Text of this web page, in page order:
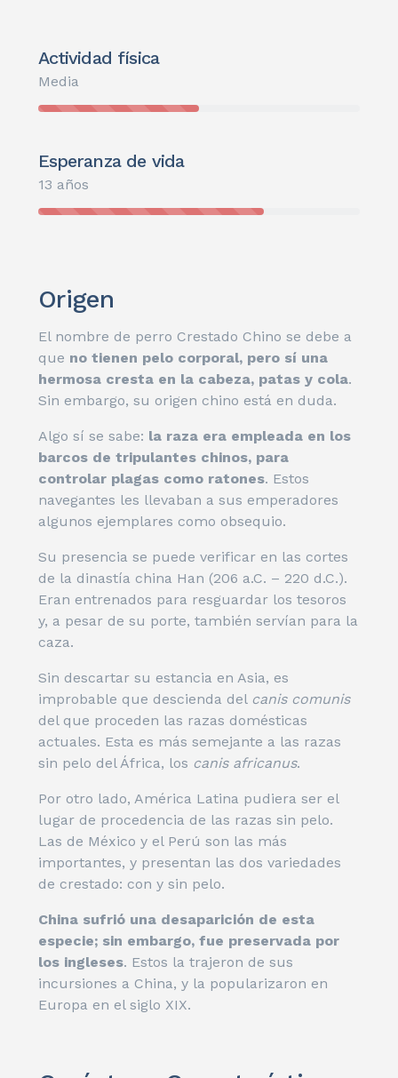
Actividad física
Media
Esperanza de vida
13 años
Origen
El nombre de perro Crestado Chino se debe a
que no tienen pelo corporal, pero sí una
hermosa cresta en la cabeza, patas y cola.
Sin embargo, su origen chino está en duda.
Algo sí se sabe: la raza era empleada en los
barcos de tripulantes chinos, para
controlar plagas como ratones. Estos
navegantes les llevaban a sus emperadores
algunos ejemplares como obsequio.
Su presencia se puede verificar en las cortes
de la dinastía china Han (206 a.C. – 220 d.C.).
Eran entrenados para resguardar los tesoros
y, a pesar de su porte, también servían para la
caza.
Sin descartar su estancia en Asia, es
improbable que descienda del canis comunis
del que proceden las razas domésticas
actuales. Esta es más semejante a las razas
sin pelo del África, los canis africanus.
Por otro lado, América Latina pudiera ser el
lugar de procedencia de las razas sin pelo.
Las de México y el Perú son las más
importantes, y presentan las dos variedades
de crestado: con y sin pelo.
China sufrió una desaparición de esta
especie; sin embargo, fue preservada por
los ingleses. Estos la trajeron de sus
incursiones a China, y la popularizaron en
Europa en el siglo XIX.